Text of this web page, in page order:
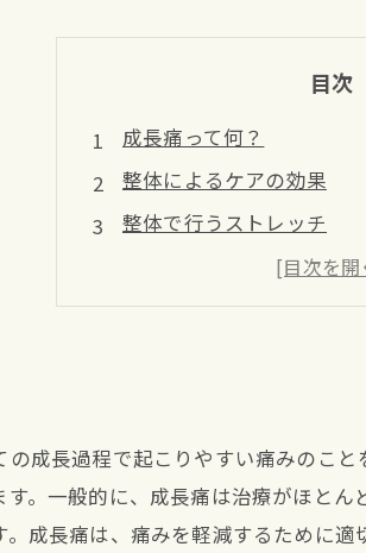
目次
成長痛って何？
整体によるケアの効果
整体で行うストレッチ
注意すべきポイント
日常生活でできるケア
成長過程で起こりやすい痛みのこ
。一般的に、成長痛は治療がほと
成長痛は、痛みを軽減するために